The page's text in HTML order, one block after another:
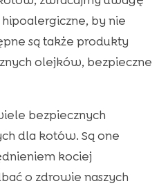
by nie
są także produkty
olejków, bezpieczne
bezpiecznych
dla kotów. Są one
kociej
o zdrowie naszych